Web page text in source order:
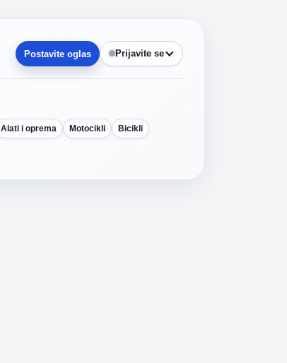
Postavite oglas Prijavite se
Alati i oprema Motocikli
Bicikli